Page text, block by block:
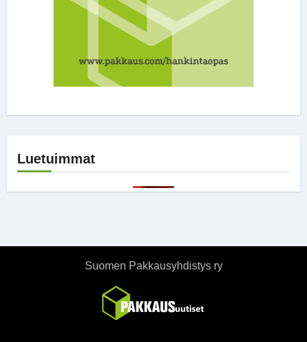
Luetuimmat
Suomen Pakkausyhdistys ry